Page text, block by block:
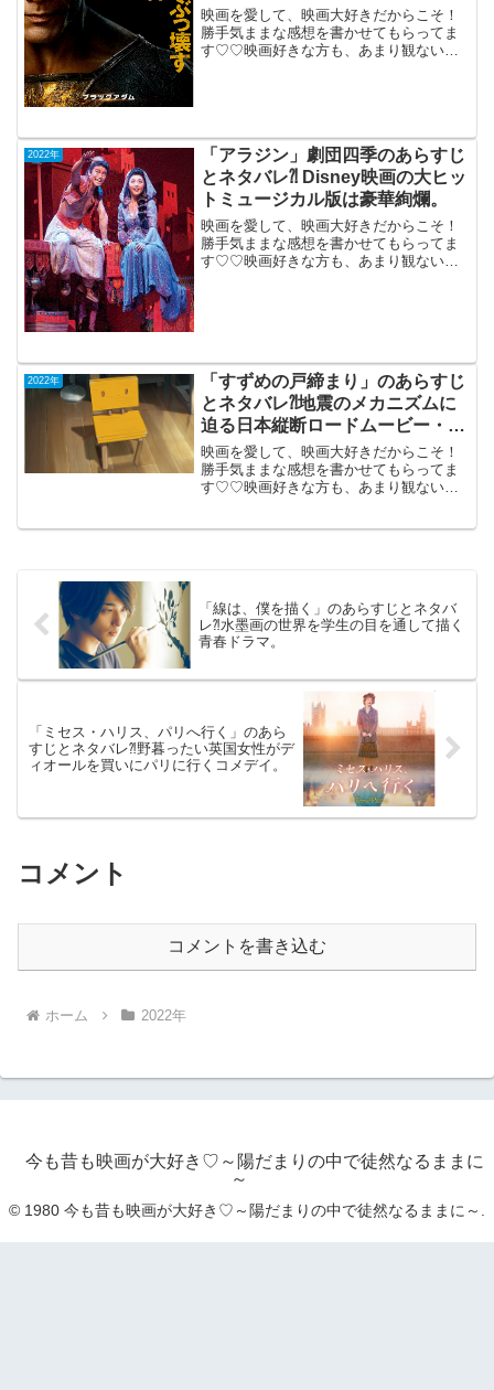
タメ。
映画を愛して、映画大好きだからこそ！
勝手気ままな感想を書かせてもらってま
す♡♡映画好きな方も、あまり観ない方
2022年
「アラジン」劇団四季のあらすじ
とネタバレ⁈ Disney映画の大ヒッ
トミュージカル版は豪華絢爛。
映画を愛して、映画大好きだからこそ！
勝手気ままな感想を書かせてもらってま
す♡♡映画好きな方も、あまり観ない方
2022年
「すずめの戸締まり」のあらすじ
とネタバレ⁈地震のメカニズムに
迫る日本縦断ロードムービー・ア
ニメ。
映画を愛して、映画大好きだからこそ！
勝手気ままな感想を書かせてもらってま
す♡♡映画好きな方も、あまり観ない方
「線は、僕を描く」のあらすじとネタバ
レ⁈水墨画の世界を学生の目を通して描く
青春ドラマ。
「ミセス・ハリス、パリへ行く」のあら
すじとネタバレ⁈野暮ったい英国女性がデ
ィオールを買いにパリに行くコメデイ。
コメント
コメントを書き込む
ホーム 2022年
今も昔も映画が大好き♡～陽だまりの中で徒然なるままに
～
© 1980 今も昔も映画が大好き♡～陽だまりの中で徒然なるままに～.